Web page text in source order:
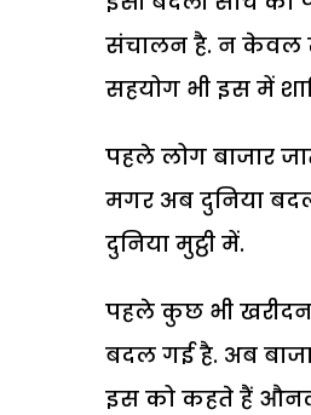
संचालन है. न केवल
सहयोग भी इस में
पहले लोग बाजार
मगर अब दुनिया
दुनिया मुट्ठी में.
पहले कुछ भी
बदल गई है. अब
इस को कहते हैं